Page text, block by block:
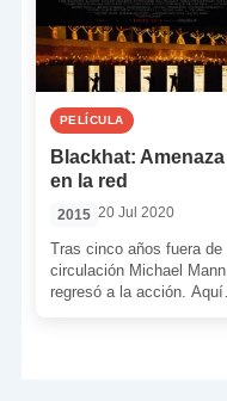
PELÍCULA
Blackhat: Amenaza
en la red
2015 20 Jul 2020
Tras cinco años fuera de
circulación Michael Mann
regresó a la acción. Aquí